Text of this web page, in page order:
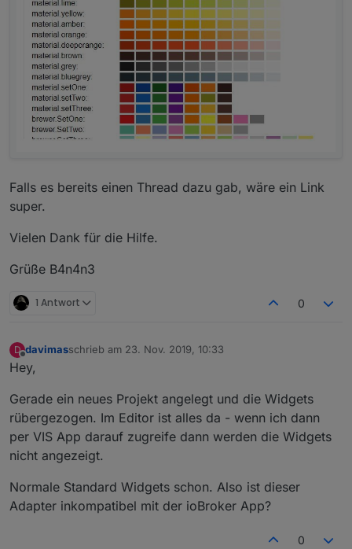
Falls es bereits einen Thread dazu gab, wäre ein Link
super.
Vielen Dank für die Hilfe.
Grüße B4n4n3
1 Antwort 0
D
Offline
davimasschrieb am 23. Nov. 2019, 10:33
zuletzt editiert von
Hey,
Gerade ein neues Projekt angelegt und die Widgets
rübergezogen. Im Editor ist alles da - wenn ich dann
per VIS App darauf zugreife dann werden die Widgets
nicht angezeigt.
Normale Standard Widgets schon. Also ist dieser
Adapter inkompatibel mit der ioBroker App?
0